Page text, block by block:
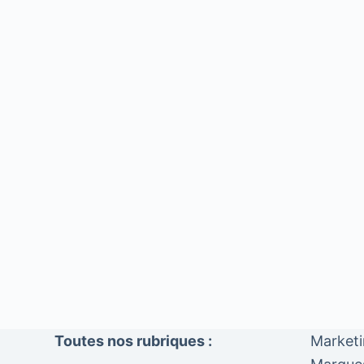
Toutes nos rubriques :